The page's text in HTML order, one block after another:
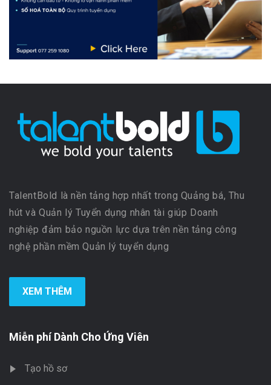
TalentBold là nền tảng hợp nhất trong Quảng bá, Thu
hút và Quản lý Tuyển dụng nhân tài giúp Doanh
nghiệp đảm bảo nguồn lực dựa trên nền tảng công
nghệ phần mềm Quản lý tuyển dụng
XEM THÊM
Miễn phí Dành Cho Ứng Viên
Tạo hồ sơ